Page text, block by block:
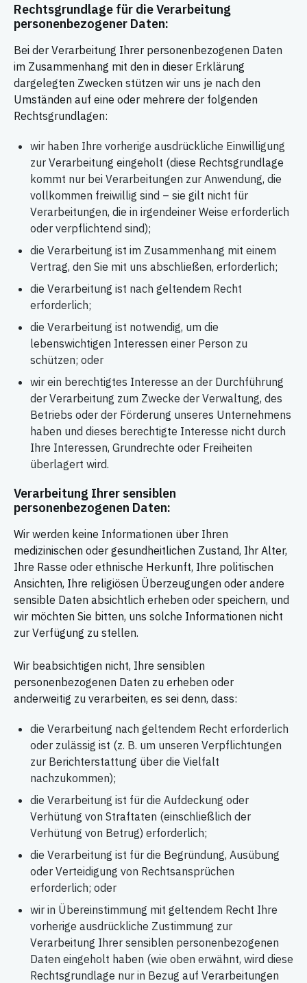
Rechtsgrundlage für die Verarbeitung
personenbezogener Daten:
Bei der Verarbeitung Ihrer personenbezogenen Daten
im Zusammenhang mit den in dieser Erklärung
dargelegten Zwecken stützen wir uns je nach den
Umständen auf eine oder mehrere der folgenden
Rechtsgrundlagen:
wir haben Ihre vorherige ausdrückliche Einwilligung
zur Verarbeitung eingeholt (diese Rechtsgrundlage
kommt nur bei Verarbeitungen zur Anwendung, die
vollkommen freiwillig sind – sie gilt nicht für
Verarbeitungen, die in irgendeiner Weise erforderlich
oder verpflichtend sind);
die Verarbeitung ist im Zusammenhang mit einem
Vertrag, den Sie mit uns abschließen, erforderlich;
die Verarbeitung ist nach geltendem Recht
erforderlich;
die Verarbeitung ist notwendig, um die
lebenswichtigen Interessen einer Person zu
schützen; oder
wir ein berechtigtes Interesse an der Durchführung
der Verarbeitung zum Zwecke der Verwaltung, des
Betriebs oder der Förderung unseres Unternehmens
haben und dieses berechtigte Interesse nicht durch
Ihre Interessen, Grundrechte oder Freiheiten
überlagert wird.
Verarbeitung Ihrer sensiblen
personenbezogenen Daten:
Wir werden keine Informationen über Ihren
medizinischen oder gesundheitlichen Zustand, Ihr Alter,
Ihre Rasse oder ethnische Herkunft, Ihre politischen
Ansichten, Ihre religiösen Überzeugungen oder andere
sensible Daten absichtlich erheben oder speichern, und
wir möchten Sie bitten, uns solche Informationen nicht
zur Verfügung zu stellen.
Wir beabsichtigen nicht, Ihre sensiblen
personenbezogenen Daten zu erheben oder
anderweitig zu verarbeiten, es sei denn, dass:
die Verarbeitung nach geltendem Recht erforderlich
oder zulässig ist (z. B. um unseren Verpflichtungen
zur Berichterstattung über die Vielfalt
nachzukommen);
die Verarbeitung ist für die Aufdeckung oder
Verhütung von Straftaten (einschließlich der
Verhütung von Betrug) erforderlich;
die Verarbeitung ist für die Begründung, Ausübung
oder Verteidigung von Rechtsansprüchen
erforderlich; oder
wir in Übereinstimmung mit geltendem Recht Ihre
vorherige ausdrückliche Zustimmung zur
Verarbeitung Ihrer sensiblen personenbezogenen
Daten eingeholt haben (wie oben erwähnt, wird diese
Rechtsgrundlage nur in Bezug auf Verarbeitungen